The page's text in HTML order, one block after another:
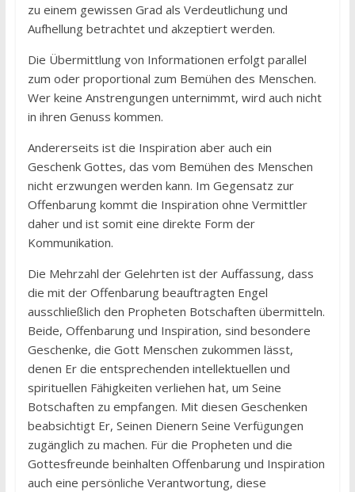
zu einem gewissen Grad als Verdeutlichung und
Aufhellung betrachtet und akzeptiert werden.
Die Übermittlung von Informationen erfolgt parallel
zum oder proportional zum Bemühen des Menschen.
Wer keine Anstrengungen unternimmt, wird auch nicht
in ihren Genuss kommen.
Andererseits ist die Inspiration aber auch ein
Geschenk Gottes, das vom Bemühen des Menschen
nicht erzwungen werden kann. Im Gegensatz zur
Offenbarung kommt die Inspiration ohne Vermittler
daher und ist somit eine direkte Form der
Kommunikation.
Die Mehrzahl der Gelehrten ist der Auffassung, dass
die mit der Offenbarung beauftragten Engel
ausschließlich den Propheten Botschaften übermitteln.
Beide, Offenbarung und Inspiration, sind besondere
Geschenke, die Gott Menschen zukommen lässt,
denen Er die entsprechenden intellektuellen und
spirituellen Fähigkeiten verliehen hat, um Seine
Botschaften zu empfangen. Mit diesen Geschenken
beabsichtigt Er, Seinen Dienern Seine Verfügungen
zugänglich zu machen. Für die Propheten und die
Gottesfreunde beinhalten Offenbarung und Inspiration
auch eine persönliche Verantwortung, diese